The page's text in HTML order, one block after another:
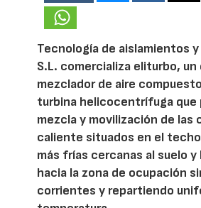
Tecnología de aislamientos
S.L. comercializa eliturbo,
mezclador de aire
turbina helicocentrífuga que
mezcla y movilización de las
caliente situados en el
más frías cercanas al suelo y
hacia la zona de ocupación
corrientes y repartiendo